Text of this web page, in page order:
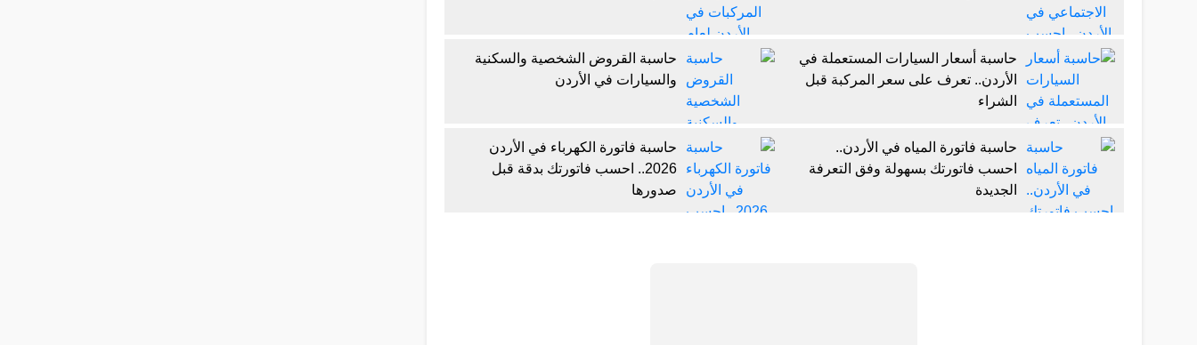
حاسبة أسعار السيارات المستعملة في
الأردن.. تعرف على سعر المركبة قبل
الشراء
حاسبة القروض الشخصية والسكنية
والسيارات في الأردن
حاسبة فاتورة المياه في الأردن..
احسب فاتورتك بسهولة وفق التعرفة
الجديدة
حاسبة فاتورة الكهرباء في الأردن
2026.. احسب فاتورتك بدقة قبل
صدورها